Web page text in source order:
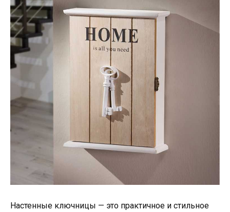
Настенные ключницы — это практичное и стильное